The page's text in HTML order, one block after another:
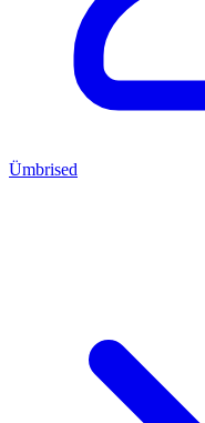
Ümbrised